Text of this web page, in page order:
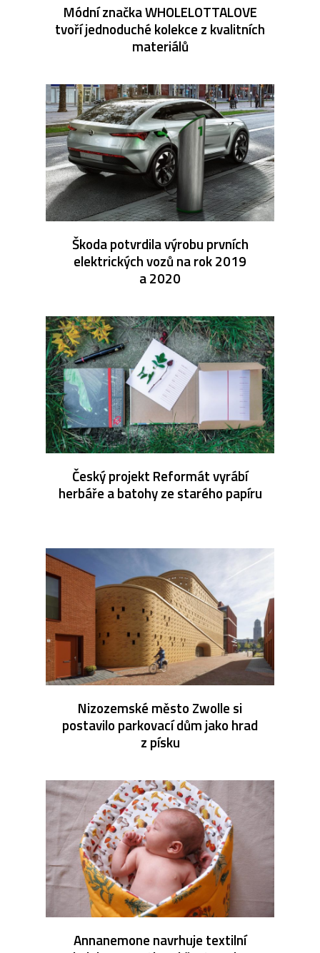
Módní značka WHOLELOTTALOVE
tvoří jednoduché kolekce z kvalitních
materiálů
Škoda potvrdila výrobu prvních
elektrických vozů na rok 2019
a 2020
Český projekt Reformát vyrábí
herbáře a batohy ze starého papíru
Nizozemské město Zwolle si
postavilo parkovací dům jako hrad
z písku
Annanemone navrhuje textilní